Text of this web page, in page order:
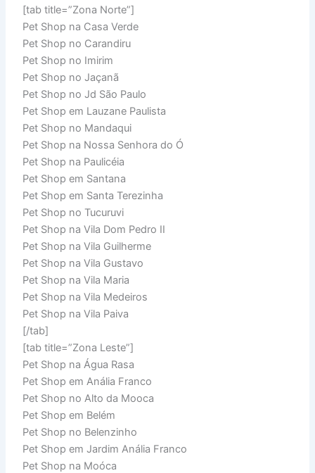
[tab title=”Zona Norte”]
Pet Shop na Casa Verde
Pet Shop no Carandiru
Pet Shop no Imirim
Pet Shop no Jaçanã
Pet Shop no Jd São Paulo
Pet Shop em Lauzane Paulista
Pet Shop no Mandaqui
Pet Shop na Nossa Senhora do Ó
Pet Shop na Paulicéia
Pet Shop em Santana
Pet Shop em Santa Terezinha
Pet Shop no Tucuruvi
Pet Shop na Vila Dom Pedro II
Pet Shop na Vila Guilherme
Pet Shop na Vila Gustavo
Pet Shop na Vila Maria
Pet Shop na Vila Medeiros
Pet Shop na Vila Paiva
[/tab]
[tab title=”Zona Leste”]
Pet Shop na Água Rasa
Pet Shop em Anália Franco
Pet Shop no Alto da Mooca
Pet Shop em Belém
Pet Shop no Belenzinho
Pet Shop em Jardim Anália Franco
Pet Shop na Moóca